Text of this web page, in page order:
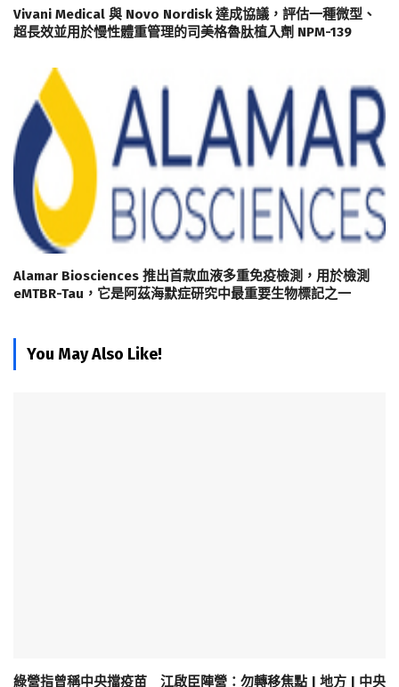
Vivani Medical 與 Novo Nordisk 達成協議，評估一種微型、
超長效並用於慢性體重管理的司美格魯肽植入劑 NPM-139
Alamar Biosciences 推出首款血液多重免疫檢測，用於檢測
eMTBR-Tau，它是阿茲海默症研究中最重要生物標記之一
You May Also Like!
綠營指曾稱中央擋疫苗 江啟臣陣營：勿轉移焦點 | 地方 | 中央